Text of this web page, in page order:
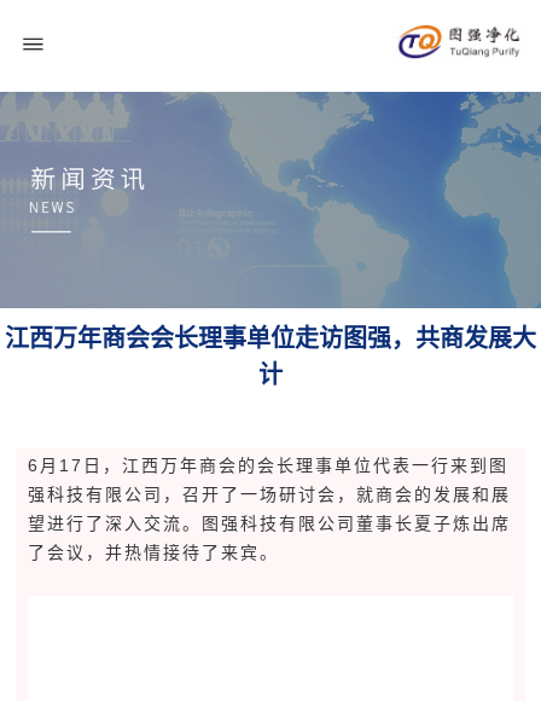
江西万年商会会长理事单位走访图强，共商发展大
计
6月17日，江西万年商会的会长理事单位代表一行来到图
强科技有限公司，召开了一场研讨会，就商会的发展和展
望进行了深入交流。图强科技有限公司董事长夏子炼出席
了会议，并热情接待了来宾。